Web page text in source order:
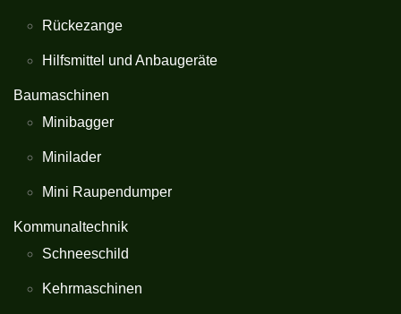
Rückezange
Hilfsmittel und Anbaugeräte
Baumaschinen
Minibagger
Minilader
Mini Raupendumper
Kommunaltechnik
Schneeschild
Kehrmaschinen